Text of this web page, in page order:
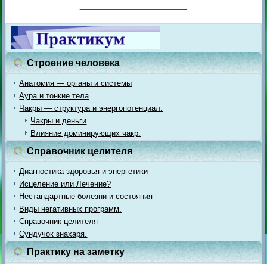
Строение человека
Анатомия — органы и системы
Аура и тонкие тела
Чакры — структура и энергопотенциал.
Чакры и деньги
Влияние доминирующих чакр.
Справочник целителя
Диагностика здоровья и энергетики
Исцеление или Лечение?
Нестандартные болезни и состояния
Виды негативных программ.
Справочник целителя
Сундучок знахаря.
Практику на заметку